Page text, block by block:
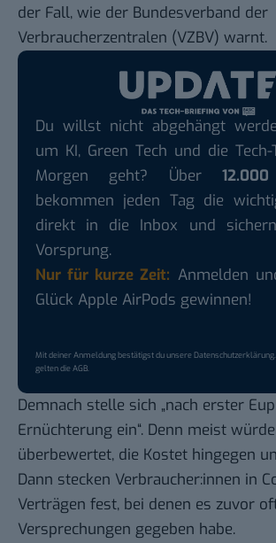
der Fall, wie der Bundesverband der
Verbraucherzentralen (VZBV) warnt.
Du willst nicht abgehängt
um KI, Green Tech und die
Morgen geht? Über
bekommen jeden Tag die
direkt in die Inbox und
Vorsprung.
Nur für kurze Zeit: Anmelden
Glück Apple AirPods gewinnen!
Mit deiner Anmeldung bestätigst du unsereDatenschutzerklärung
gelten dieAGB.
Demnach stelle sich „nach erster
Ernüchterung ein“. Denn meist
überbewertet, die Kostet hingegen
Dann stecken Verbraucher:innen in
Verträgen fest, bei denen es zuvor
Versprechungen gegeben habe.